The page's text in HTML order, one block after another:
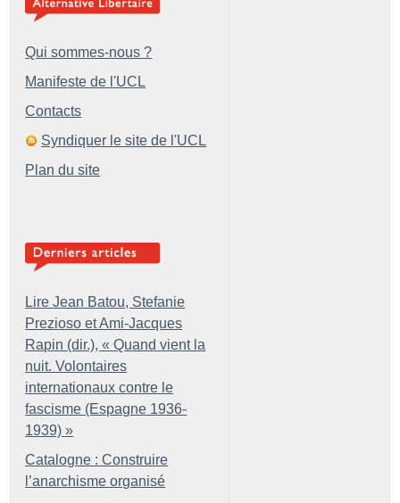
Qui sommes-nous ?
Manifeste de l'UCL
Contacts
Syndiquer le site de l'UCL
Plan du site
Lire Jean Batou, Stefanie
Prezioso et Ami-Jacques
Rapin (dir.), « Quand vient la
nuit. Volontaires
internationaux contre le
fascisme (Espagne 1936-
1939) »
Catalogne : Construire
l’anarchisme organisé